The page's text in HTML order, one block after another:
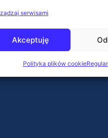
serwisami
Akceptuję
Polityka plików cookie